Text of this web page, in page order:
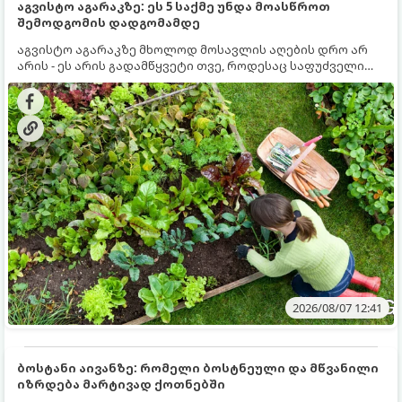
აგვისტო აგარაკზე: ეს 5 საქმე უნდა მოასწროთ
შემოდგომის დადგომამდე
აგვისტო აგარაკზე მხოლოდ მოსავლის აღების დრო არ
არის - ეს არის გადამწყვეტი თვე, როდესაც საფუძველი
ეყრება მომავალი წლის მოსავალს და ბაღი მზადდება
შემოდგომა-ზამთრის სეზონისთვის. იმისათვის, რომ
ნიადაგმა ენერგია აღიდგინოს, ხოლო მცენარეებმა
ზამთარს გაუძლონ, აგვისტოს ბოლომდე 5
მნიშვნელოვანი საქმის გაკეთება უნდა მოასწროთ:
2026/08/07 12:41
ბოსტანი აივანზე: რომელი ბოსტნეული და მწვანილი
იზრდება მარტივად ქოთნებში